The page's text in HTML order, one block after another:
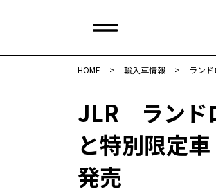
HOME > 輸入車情報 > ラン
JLR ランド
と特別限定
発売